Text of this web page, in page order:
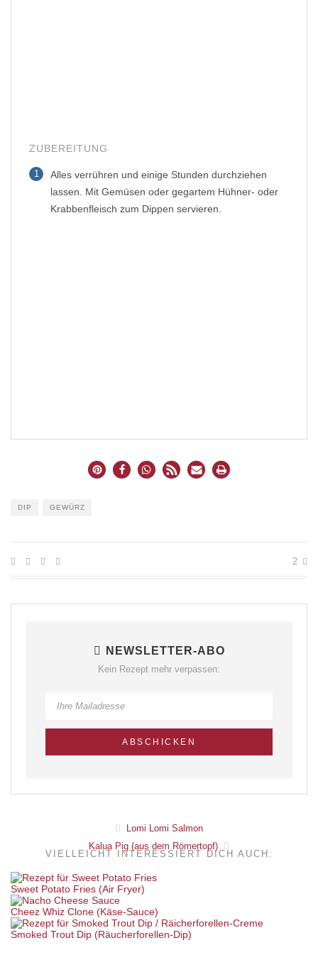
ZUBEREITUNG
1
Alles verrühren und einige Stunden durchziehen
lassen. Mit Gemüsen oder gegartem Hühner- oder
Krabbenfleisch zum Dippen servieren.
DIP GEWÜRZ
2
NEWSLETTER-ABO
Kein Rezept mehr verpassen:
Lomi Lomi Salmon
Kalua Pig (aus dem Römertopf)
VIELLEICHT INTERESSIERT DICH AUCH:
Sweet Potato Fries (Air Fryer)
Cheez Whiz Clone (Käse-Sauce)
Smoked Trout Dip (Räucherforellen-Dip)